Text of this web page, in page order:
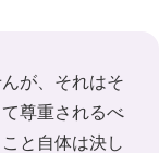
が、それはそ
尊重されるべ
と自体は決し